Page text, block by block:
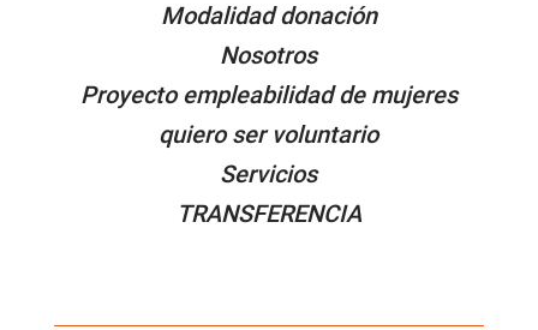
Modalidad donación
Nosotros
Proyecto empleabilidad de mujeres
quiero ser voluntario
Servicios
TRANSFERENCIA